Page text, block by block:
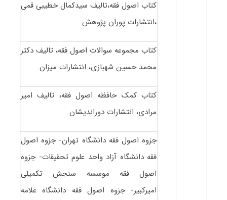
کتاب اصول فقه،تالیف سیدکمال خطیبی قمی
،انتشارات پوران پژوهش.
کتاب مجموعه سوالات اصول فقه، تالیف دکتر
محمد حسین شهبازی، انتشارات میزان.
کتاب کمک حافظه اصول فقه، تالیف امیر
مرادی، انتشارات دوراندیشان.
جزوه اصول فقه دانشگاه تهران- جزوه اصول
فقه دانشگاه آزاد واحد علوم تحقیقات- جزوه
اصول فقه موسسه سنجش تکمیلی
امیرکبیر- جزوه اصول فقه دانشگاه علامه